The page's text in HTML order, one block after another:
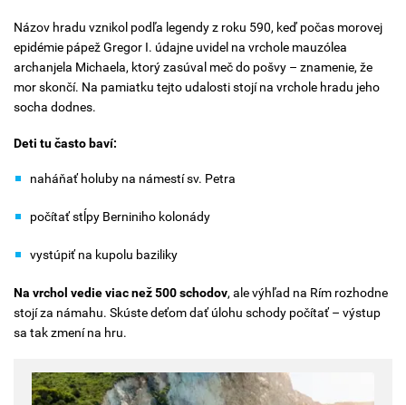
Názov hradu vznikol podľa legendy z roku 590, keď počas morovej
epidémie pápež Gregor I. údajne uvidel na vrchole mauzólea
archanjela Michaela, ktorý zasúval meč do pošvy – znamenie, že
mor skončí. Na pamiatku tejto udalosti stojí na vrchole hradu jeho
socha dodnes.
Deti tu často baví:
naháňať holuby na námestí sv. Petra
počítať stĺpy Berniniho kolonády
vystúpiť na kupolu baziliky
Na vrchol vedie viac než 500 schodov, ale výhľad na Rím rozhodne
stojí za námahu. Skúste deťom dať úlohu schody počítať – výstup
sa tak zmení na hru.